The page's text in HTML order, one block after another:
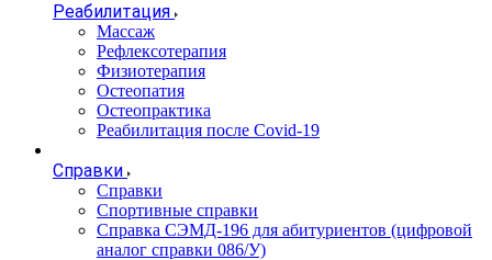
Реабилитация
Массаж
Рефлексотерапия
Физиотерапия
Остеопатия
Остеопрактика
Реабилитация после Covid-19
Справки
Справки
Спортивные справки
Справка СЭМД‑196 для абитуриентов (цифровой
аналог справки 086/У)